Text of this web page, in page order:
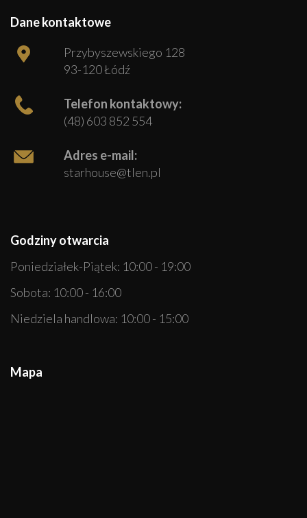
Dane kontaktowe
Przybyszewskiego 128
93-120 Łódź
Telefon kontaktowy:
(48) 603 852 554
Adres e-mail:
starhouse@tlen.pl
Godziny otwarcia
Poniedziałek-Piątek: 10:00 - 19:00
Sobota: 10:00 - 16:00
Niedziela handlowa: 10:00 - 15:00
Mapa